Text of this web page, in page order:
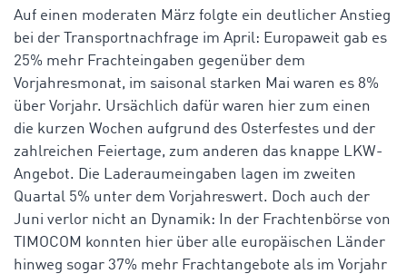
Auf einen moderaten März folgte ein deutlicher Anstieg
bei der Transportnachfrage im April: Europaweit gab es
25% mehr Frachteingaben gegenüber dem
Vorjahresmonat, im saisonal starken Mai waren es 8%
über Vorjahr. Ursächlich dafür waren hier zum einen
die kurzen Wochen aufgrund des Osterfestes und der
zahlreichen Feiertage, zum anderen das knappe LKW-
Angebot. Die Laderaumeingaben lagen im zweiten
Quartal 5% unter dem Vorjahreswert. Doch auch der
Juni verlor nicht an Dynamik: In der Frachtenbörse von
TIMOCOM konnten hier über alle europäischen Länder
hinweg sogar 37% mehr Frachtangebote als im Vorjahr